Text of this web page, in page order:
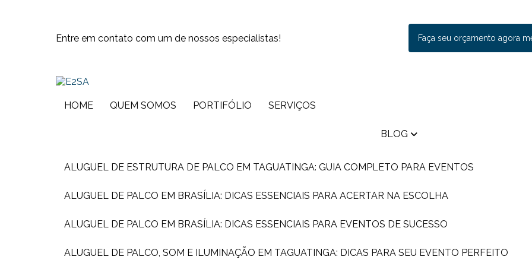
Entre em contato com um de nossos especialistas! Faça seu orçamento agora
HOME QUEM SOMOS PORTIFÓLIO SERVIÇOS
BLOG
ALUGUEL DE ESTRUTURA DE PALCO EM TAGUATINGA: GUIA COMPLETO PARA EVENTOS
ALUGUEL DE PALCO EM BRASÍLIA: DICAS ESSENCIAIS PARA ACERTAR NA ESCOLHA
ALUGUEL DE PALCO EM BRASÍLIA: DICAS ESSENCIAIS PARA EVENTOS DE SUCESSO
ALUGUEL DE PALCO, SOM E ILUMINAÇÃO EM TAGUATINGA: DICAS PARA SEU EVENTO PERFEITO